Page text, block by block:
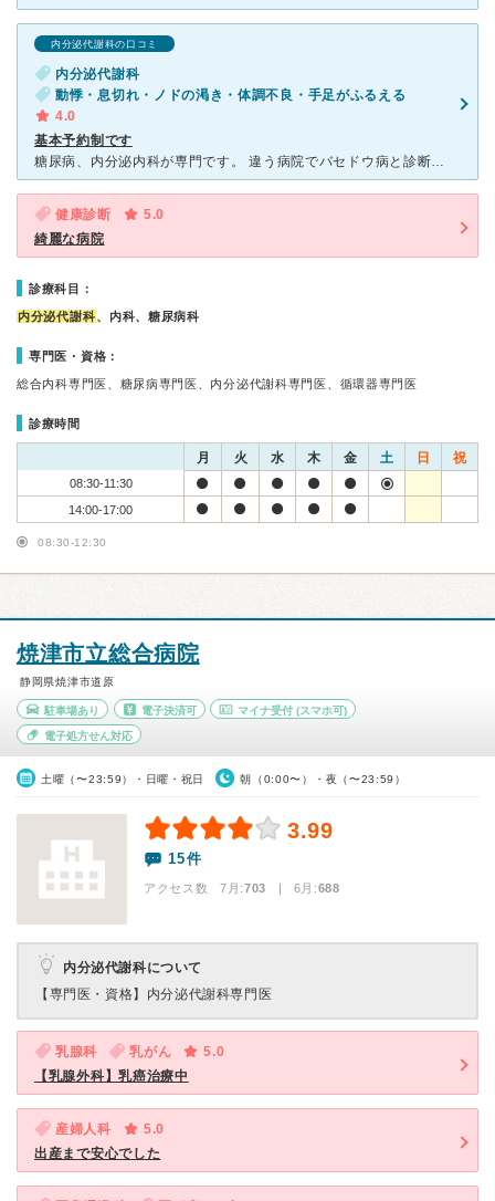
内分泌代謝科の口コミ
内分泌代謝科
動悸・息切れ・ノドの渇き・体調不良・手足がふるえる
4.0
基本予約制です
糖尿病、内分泌内科が専門です。 違う病院でバセドウ病と診断され、内分泌の専門のこちらに紹介していただきました。 先生は人当たりがよく、安心できる感じです。 水曜日のみ違う病院から他の先生がきてい
健康診断
5.0
綺麗な病院
診療科目：
内分泌代謝科、内科、糖尿病科
専門医・資格：
総合内科専門医、糖尿病専門医、内分泌代謝科専門医、循環器専門医
診療時間
月 火 水 木 金 土 日 祝
08:30-11:30
14:00-17:00
08:30-12:30
焼津市立総合病院
静岡県焼津市道原
駐車場あり 電子決済可 マイナ受付 (スマホ可)
電子処方せん対応
土曜（〜23:59）・日曜・祝日 朝（0:00〜）・夜（〜23:59）
3.99
15件
アクセス数 7月:703 | 6月:688
内分泌代謝科について
【専門医・資格】 内分泌代謝科専門医
乳腺科 乳がん
5.0
【乳腺外科】乳癌治療中
産婦人科
5.0
出産まで安心でした